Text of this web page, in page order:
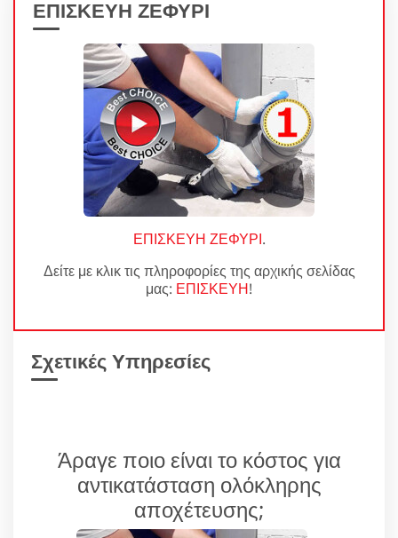
ΕΠΙΣΚΕΥΗ ΖΕΦΥΡΙ
ΕΠΙΣΚΕΥΗ ΖΕΦΥΡΙ.
Δείτε με κλικ τις πληροφορίες της αρχικής σελίδας
μας: ΕΠΙΣΚΕΥΗ!
Σχετικές Υπηρεσίες
Άραγε ποιο είναι το κόστος για
αντικατάσταση ολόκληρης
αποχέτευσης;